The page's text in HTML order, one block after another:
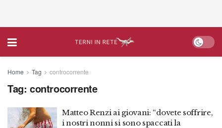
Home Tag controcorrente
Tag: controcorrente
Matteo Renzi ai giovani: “dovete soffrire,
i nostri nonni si sono spaccati la